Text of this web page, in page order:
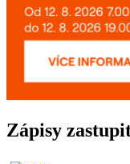
Zápisy